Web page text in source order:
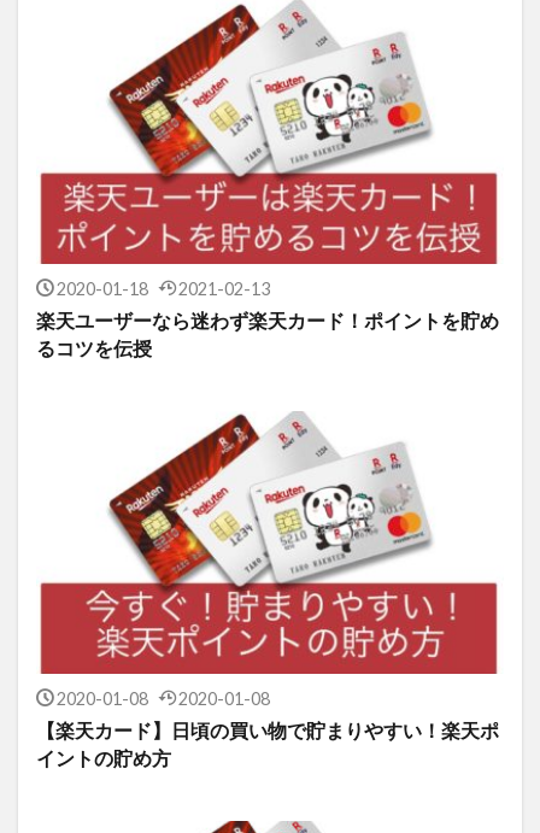
2020-01-18 2021-02-13
楽天ユーザーなら迷わず楽天カード！ポイントを貯め
るコツを伝授
2020-01-08 2020-01-08
【楽天カード】日頃の買い物で貯まりやすい！楽天ポ
イントの貯め方